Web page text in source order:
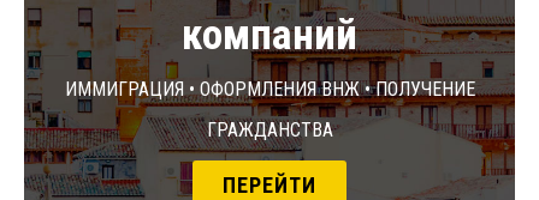
компаний
Иммиграция • Оформления ВНЖ • Получение
гражданства
ПЕРЕЙТИ